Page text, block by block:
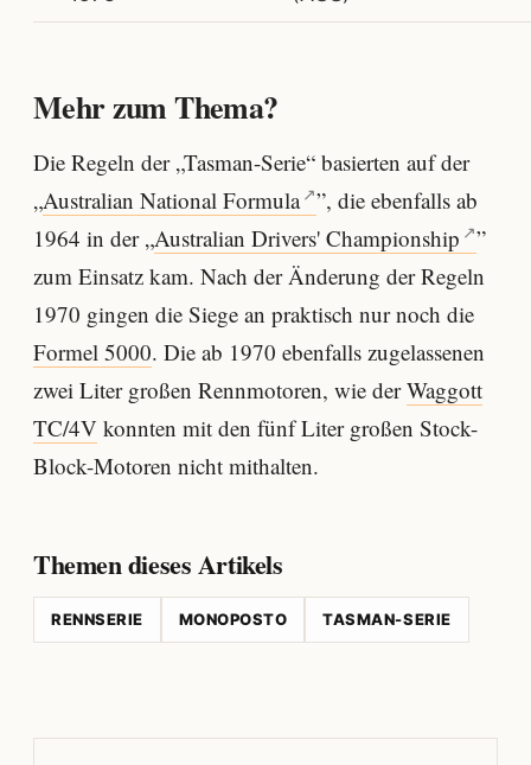
Mehr zum Thema?
Die Regeln der „Tasman-Serie“ basierten auf der
„Australian National Formula ”, die ebenfalls ab
1964 in der „Australian Drivers' Championship
”
zum Einsatz kam. Nach der Änderung der Regeln
1970 gingen die Siege an praktisch nur noch die
Formel 5000. Die ab 1970 ebenfalls zugelassenen
zwei Liter großen Rennmotoren, wie derWaggott
TC/4V konnten mit den fünf Liter großen Stock-
Block-Motoren nicht mithalten.
Themen dieses Artikels
RENNSERIE MONOPOSTO TASMAN-SERIE